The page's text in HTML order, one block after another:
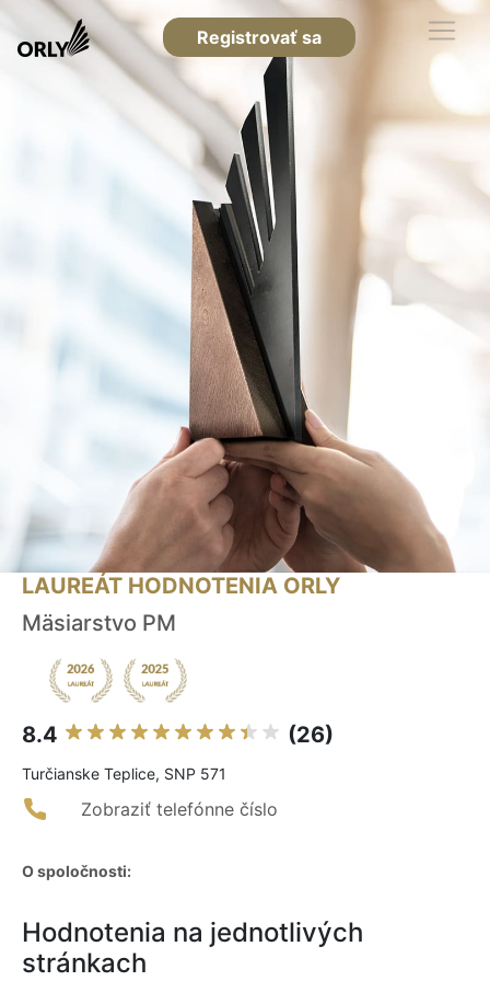
Registrovať sa
LAUREÁT HODNOTENIA ORLY
Mäsiarstvo PM
8.4 (26)
Turčianske Teplice, SNP 571
Zobraziť telefónne číslo
O spoločnosti:
Hodnotenia na jednotlivých
stránkach